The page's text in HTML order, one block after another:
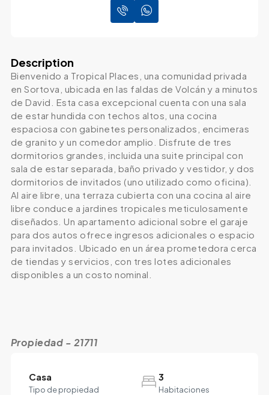
Description
Bienvenido a Tropical Places, una comunidad privada
en Sortova, ubicada en las faldas de Volcán y a minutos
de David. Esta casa excepcional cuenta con una sala
de estar hundida con techos altos, una cocina
espaciosa con gabinetes personalizados, encimeras
de granito y un comedor amplio. Disfrute de tres
dormitorios grandes, incluida una suite principal con
sala de estar separada, baño privado y vestidor, y dos
dormitorios de invitados (uno utilizado como oficina).
Al aire libre, una terraza cubierta con una cocina al aire
libre conduce a jardines tropicales meticulosamente
diseñados. Un apartamento adicional sobre el garaje
para dos autos ofrece ingresos adicionales o espacio
para invitados. Ubicado en un área prometedora cerca
de tiendas y servicios, con tres lotes adicionales
disponibles a un costo nominal.
Propiedad - 21711
Casa
Tipo de propiedad
3
Habitaciones